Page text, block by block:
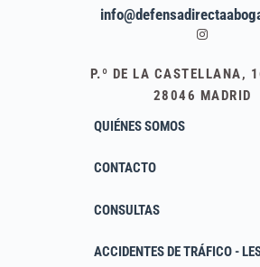
Instagram
P.º DE LA CASTELLANA,
28046 MADRID
QUIÉNES SOMOS
CONTACTO
CONSULTAS
ACCIDENTES DE TRÁFICO -